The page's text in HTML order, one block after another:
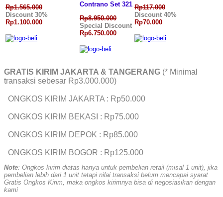
Rp1.565.000
Discount 30%
Rp1.100.000
Contrano Set 321
Rp8.950.000
Special Discount
Rp6.750.000
Rp117.000
Discount 40%
Rp70.000
GRATIS KIRIM JAKARTA & TANGERANG (* Minimal
transaksi sebesar Rp3.000.000)
ONGKOS KIRIM JAKARTA : Rp50.000
ONGKOS KIRIM BEKASI : Rp75.000
ONGKOS KIRIM DEPOK : Rp85.000
ONGKOS KIRIM BOGOR : Rp125.000
Note: Ongkos kirim diatas hanya untuk pembelian retail (misal 1 unit), jika
pembelian lebih dari 1 unit tetapi nilai transaksi belum mencapai syarat
Gratis Ongkos Kirim, maka ongkos kirimnya bisa di negosiasikan dengan
kami